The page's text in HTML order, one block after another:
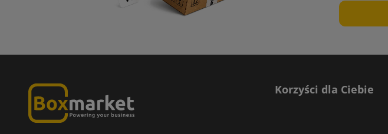
Korzyści dla Ciebie